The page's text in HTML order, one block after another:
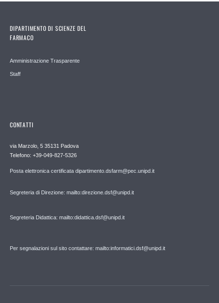
DIPARTIMENTO DI SCIENZE DEL
FARMACO
Amministrazione Trasparente
Staff
CONTATTI
via Marzolo, 5 35131 Padova
Telefono: +39-049-827-5326
Posta elettronica certificata dipartimento.dsfarm@pec.unipd.it
Segreteria di Direzione: mailto:direzione.dsf@unipd.it
Segreteria Didattica: mailto:didattica.dsf@unipd.it
Per segnalazioni sul sito contattare: mailto:informatici.dsf@unipd.it